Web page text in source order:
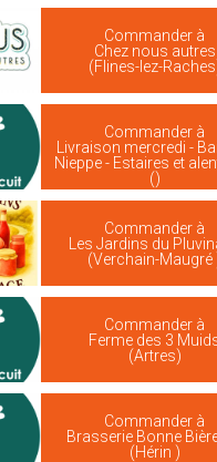
Commander à
Chez nous autres
(Flines-lez-
Commander à
Livraison mercredi -
Nieppe - Estaires et
()
Commander à
Les Jardins du
(Verchain-Maugré
Commander à
Ferme des 3
(Artres)
Commander à
Brasserie Bonne
(Hérin )